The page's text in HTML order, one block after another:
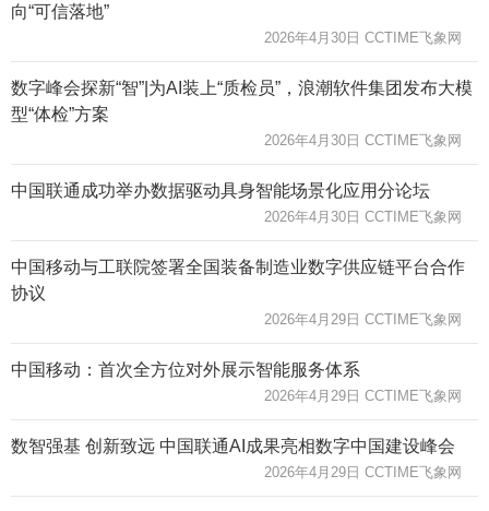
向“可信落地”
2026年4月30日 CCTIME飞象网
数字峰会探新“智”|为AI装上“质检员”，浪潮软件集团发布大模
型“体检”方案
2026年4月30日 CCTIME飞象网
中国联通成功举办数据驱动具身智能场景化应用分论坛
2026年4月30日 CCTIME飞象网
中国移动与工联院签署全国装备制造业数字供应链平台合作
协议
2026年4月29日 CCTIME飞象网
中国移动：首次全方位对外展示智能服务体系
2026年4月29日 CCTIME飞象网
数智强基 创新致远 中国联通AI成果亮相数字中国建设峰会
2026年4月29日 CCTIME飞象网